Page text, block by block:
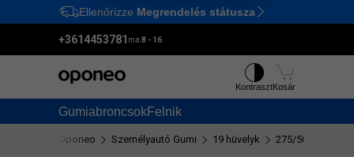
Ctrl M
Ellenőrizze Megrendelés státusza
+3614453781 ma:8 - 16
GumiabroncsokFelnik
KontrasztKosár
Oponeo Személyautó Gumi 19 hüvelyk 275/50 R19